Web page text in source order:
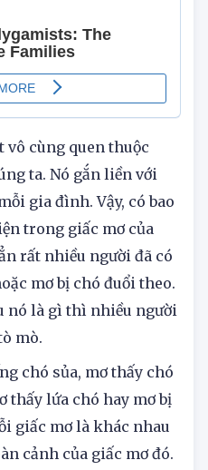
vô cùng quen thuộc
ta. Nó gắn liền với
gia đình. Vậy, có bao
trong giấc mơ của
rất nhiều người đã có
mơ bị chó đuổi theo.
nó là gì thì nhiều người
mò.
chó sủa, mơ thấy chó
thấy lứa chó hay mơ bị
giấc mơ là khác nhau